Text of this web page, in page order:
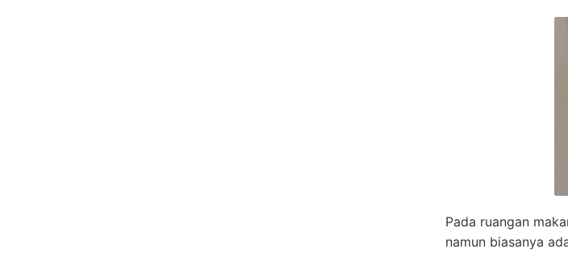
Pada ruangan
namun biasanya